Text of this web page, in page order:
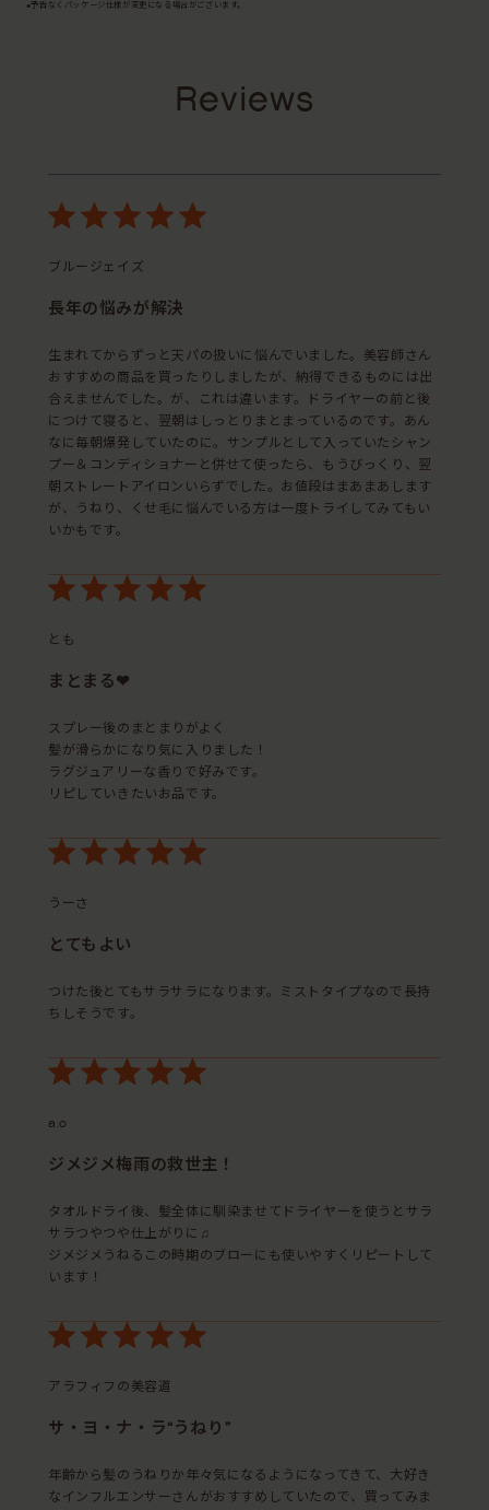
●予告なくパッケージ仕様が変更になる場合がございます。
Reviews
ブルージェイズ
長年の悩みが解決
生まれてからずっと天パの扱いに悩んでいました。美容師さん
おすすめの商品を買ったりしましたが、納得できるものには出
合えませんでした。が、これは違います。ドライヤーの前と後
につけて寝ると、翌朝はしっとりまとまっているのです。あん
なに毎朝爆発していたのに。サンプルとして入っていたシャン
プー＆コンディショナーと併せて使ったら、もうびっくり、翌
朝ストレートアイロンいらずでした。お値段はまあまあします
が、うねり、くせ毛に悩んでいる方は一度トライしてみてもい
いかもです。
とも
まとまる❤︎
スプレー後のまとまりがよく
髪が滑らかになり気に入りました！
ラグジュアリーな香りで好みです。
リピしていきたいお品です。
うーさ
とてもよい
つけた後とてもサラサラになります。ミストタイプなので長持
ちしそうです。
a.o
ジメジメ梅雨の救世主！
タオルドライ後、髪全体に馴染ませてドライヤーを使うとサラ
サラつやつや仕上がりに♫
ジメジメうねるこの時期のブローにも使いやすくリピートして
います！
アラフィフの美容道
サ・ヨ・ナ・ラ“うねり”
年齢から髪のうねりか年々気になるようになってきて、大好き
なインフルエンサーさんがおすすめしていたので、買ってみま